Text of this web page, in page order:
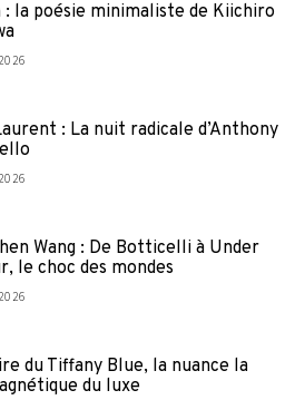
: la poésie minimaliste de Kiichiro
: La nuit radicale d’Anthony
Wang : De Botticelli à Under
le choc des mondes
du Tiffany Blue, la nuance la
du luxe